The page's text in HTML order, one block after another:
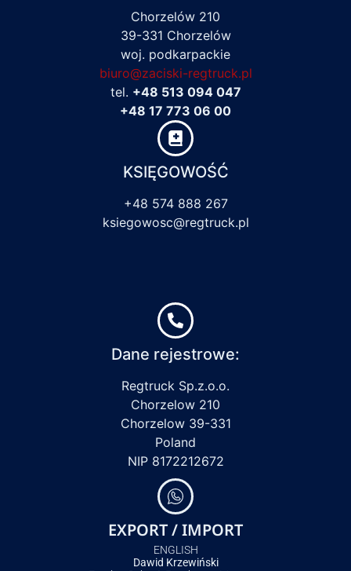
Chorzelów 210
39-331 Chorzelów
woj. podkarpackie
biuro@zaciski-regtruck.pl
tel. +48 513 094 047
+48 17 773 06 00
KSIĘGOWOŚĆ
+48 574 888 267
ksiegowosc@regtruck.pl
Dane rejestrowe:
Regtruck Sp.z.o.o.
Chorzelow 210
Chorzelow 39-331
Poland
NIP 8172212672
EXPORT / IMPORT
ENGLISH
Dawid Krzewiński